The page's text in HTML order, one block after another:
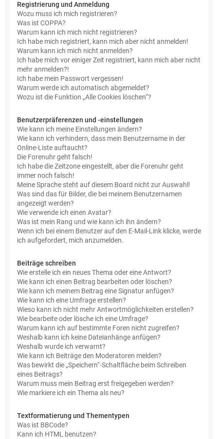
Registrierung und Anmeldung
Wozu muss ich mich registrieren?
Was ist COPPA?
Warum kann ich mich nicht registrieren?
Ich habe mich registriert, kann mich aber nicht anmelden!
Warum kann ich mich nicht anmelden?
Ich habe mich vor einiger Zeit registriert, kann mich aber nicht
mehr anmelden?!
Ich habe mein Passwort vergessen!
Warum werde ich automatisch abgemeldet?
Wozu ist die Funktion „Alle Cookies löschen“?
Benutzerpräferenzen und -einstellungen
Wie kann ich meine Einstellungen ändern?
Wie kann ich verhindern, dass mein Benutzername in der
Online-Liste auftaucht?
Die Forenuhr geht falsch!
Ich habe die Zeitzone eingestellt, aber die Forenuhr geht
immer noch falsch!
Meine Sprache steht auf diesem Board nicht zur Auswahl!
Was sind das für Bilder, die bei meinem Benutzernamen
angezeigt werden?
Wie verwende ich einen Avatar?
Was ist mein Rang und wie kann ich ihn ändern?
Wenn ich bei einem Benutzer auf den E-Mail-Link klicke, werde
ich aufgefordert, mich anzumelden.
Beiträge schreiben
Wie erstelle ich ein neues Thema oder eine Antwort?
Wie kann ich einen Beitrag bearbeiten oder löschen?
Wie kann ich meinem Beitrag eine Signatur anfügen?
Wie kann ich eine Umfrage erstellen?
Wieso kann ich nicht mehr Antwortmöglichkeiten erstellen?
Wie bearbeite oder lösche ich eine Umfrage?
Warum kann ich auf bestimmte Foren nicht zugreifen?
Weshalb kann ich keine Dateianhänge anfügen?
Weshalb wurde ich verwarnt?
Wie kann ich Beiträge den Moderatoren melden?
Was bewirkt die „Speichern“-Schaltfläche beim Schreiben
eines Beitrags?
Warum muss mein Beitrag erst freigegeben werden?
Wie markiere ich ein Thema als neu?
Textformatierung und Thementypen
Was ist BBCode?
Kann ich HTML benutzen?